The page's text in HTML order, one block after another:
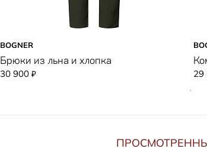
BOGNER
Брюки из льна и хлопка
30 900 ₽ 29